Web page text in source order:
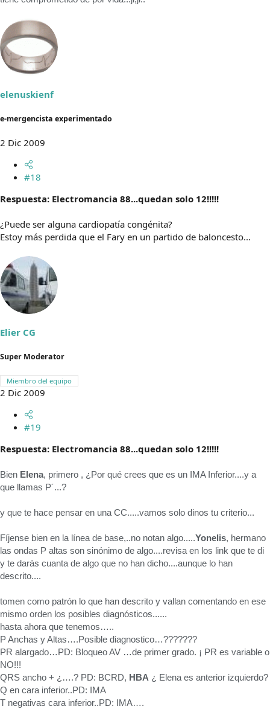
elenuskienf
e-mergencista experimentado
2 Dic 2009
#18
Respuesta: Electromancia 88...quedan solo 12!!!!!
¿Puede ser alguna cardiopatía congénita?
Estoy más perdida que el Fary en un partido de baloncesto...
Elier CG
Super Moderator
Miembro del equipo
2 Dic 2009
#19
Respuesta: Electromancia 88...quedan solo 12!!!!!
Bien Elena, primero , ¿Por qué crees que es un IMA Inferior....y a
que llamas P´...?
y que te hace pensar en una CC.....vamos solo dinos tu criterio...
Fíjense bien en la línea de base,..no notan algo.....Yonelis, hermano
las ondas P altas son sinónimo de algo....revisa en los link que te di
y te darás cuanta de algo que no han dicho....aunque lo han
descrito....
tomen como patrón lo que han descrito y vallan comentando en ese
mismo orden los posibles diagnósticos......
hasta ahora que tenemos…..
P Anchas y Altas….Posible diagnostico…???????
PR alargado…PD: Bloqueo AV …de primer grado. ¡ PR es variable o
NO!!!
QRS ancho + ¿….? PD: BCRD, HBA ¿ Elena es anterior izquierdo?
Q en cara inferior..PD: IMA
T negativas cara inferior..PD: IMA….